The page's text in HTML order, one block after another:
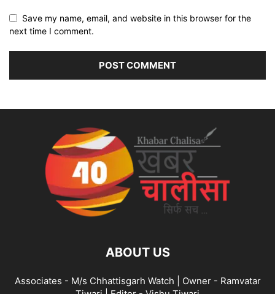
Save my name, email, and website in this browser for the
next time I comment.
ABOUT US
Associates - M/s Chhattisgarh Watch | Owner - Ramvatar